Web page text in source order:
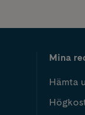
Mina
Hämta